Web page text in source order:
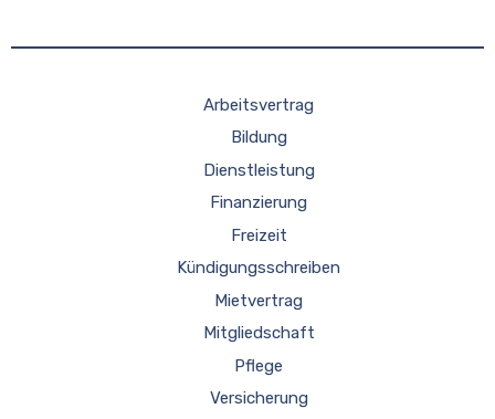
Arbeitsvertrag
Bildung
Dienstleistung
Finanzierung
Freizeit
Kündigungsschreiben
Mietvertrag
Mitgliedschaft
Pflege
Versicherung